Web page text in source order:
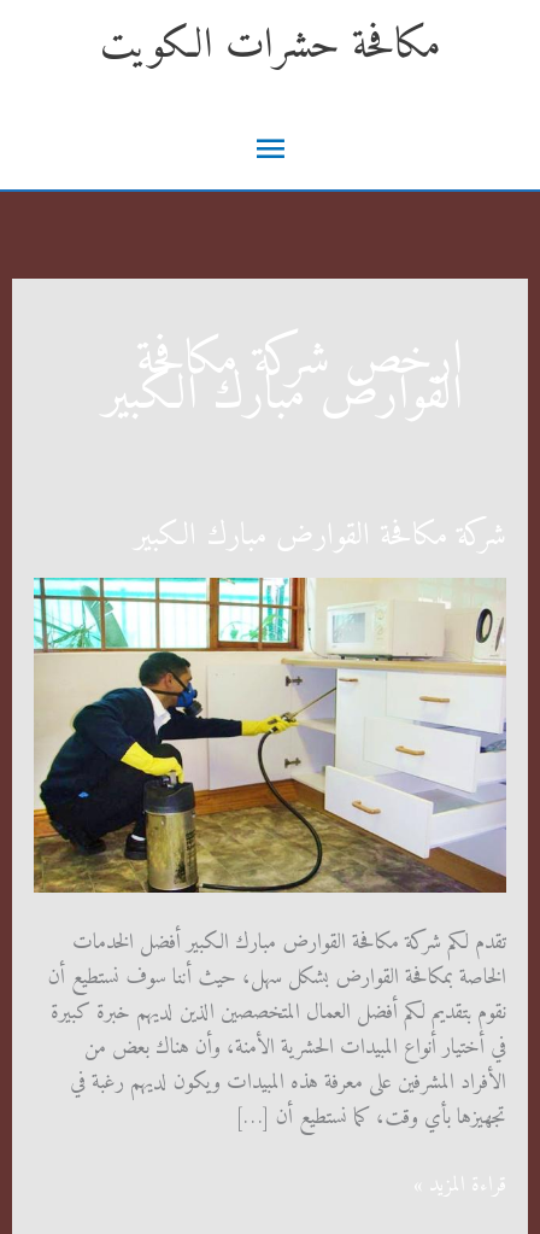
مكافحة حشرات الكويت
القائمة
الرئيسية
ارخص شركة مكافحة
القوارض مبارك الكبير
شركة مكافحة القوارض مبارك الكبير
تقدم لكم شركة مكافحة القوارض مبارك الكبير أفضل الخدمات
الخاصة بمكافحة القوارض بشكل سهل، حيث أننا سوف نستطيع أن
نقوم بتقديم لكم أفضل العمال المتخصصين الذين لديهم خبرة كبيرة
في أختيار أنواع المبيدات الحشرية الأمنة، وأن هناك بعض من
الأفراد المشرفين على معرفة هذه المبيدات ويكون لديهم رغبة في
تجهيزها بأي وقت، كما نستطيع أن […]
شركة
قراءة المزيد »